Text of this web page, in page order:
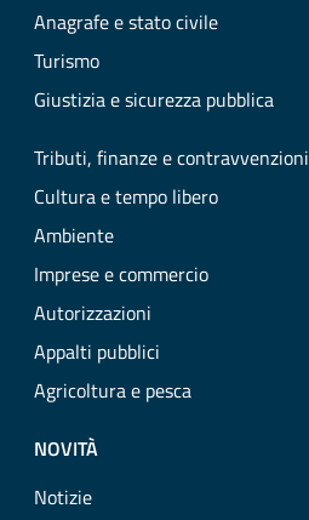
Anagrafe e stato civile
Turismo
Giustizia e sicurezza pubblica
Tributi, finanze e contravvenzioni
Cultura e tempo libero
Ambiente
Imprese e commercio
Autorizzazioni
Appalti pubblici
Agricoltura e pesca
NOVITÀ
Notizie